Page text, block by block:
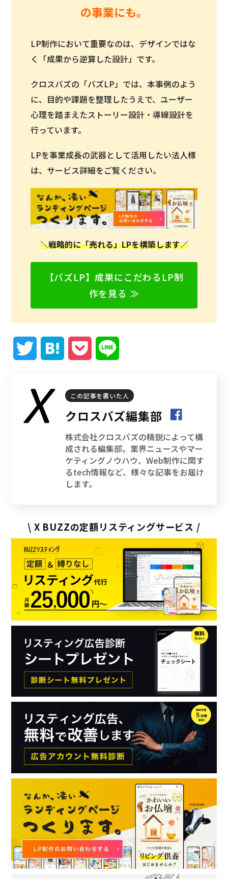
の事業にも。
LP制作において重要なのは、デザインではな
く「成果から逆算した設計」です。
クロスバズの「バズLP」では、本事例のよう
に、目的や課題を整理したうえで、ユーザー
心理を踏まえたストーリー設計・導線設計を
行っています。
LPを事業成長の武器として活用したい法人様
は、サービス詳細をご覧ください。
＼戦略的に「売れる」LPを構築します／
【バズLP】成果にこだわるLP制
作を見る ≫
i
t
e
n
a
c
k
e
t
n
e
この記事を書いた人
クロスバズ編集部
株式会社クロスバズの精鋭によって構
成される編集部。業界ニュースやマー
ケティングノウハウ、Web制作に関す
るtech情報など、様々な記事をお届け
します。
\ X BUZZの定額リスティングサービス /